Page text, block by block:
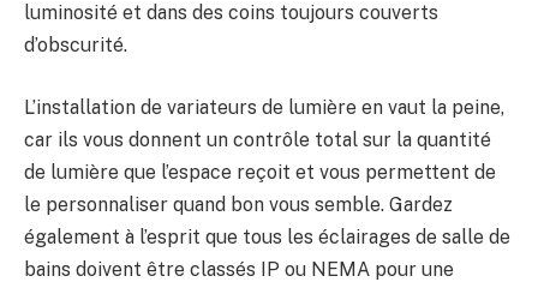
luminosité et dans des coins toujours couverts
d’obscurité.
L’installation de variateurs de lumière en vaut la peine,
car ils vous donnent un contrôle total sur la quantité
de lumière que l’espace reçoit et vous permettent de
le personnaliser quand bon vous semble. Gardez
également à l’esprit que tous les éclairages de salle de
bains doivent être classés IP ou NEMA pour une